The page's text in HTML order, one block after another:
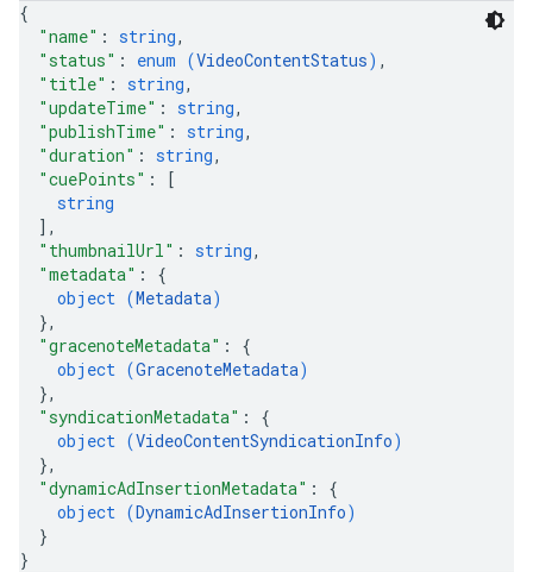
{
"name" : string,
"status" : enum (VideoContentStatus) ,
"title" : string,
"updateTime" : string,
"publishTime" : string,
"duration" : string,
"cuePoints" :
[
string
] ,
"thumbnailUrl" : string,
"metadata" : {
object (Metadata)
},
"gracenoteMetadata" : {
object (GracenoteMetadata)
},
"syndicationMetadata" : {
object (VideoContentSyndicationInfo)
},
"dynamicAdInsertionMetadata" : {
object (DynamicAdInsertionInfo)
}
}